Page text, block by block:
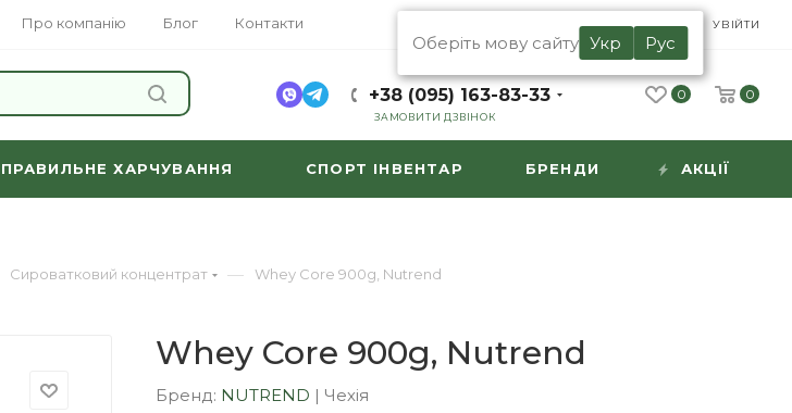
Про компанію Блог Контакти RU
Оберіть мову сайту Укр Рус
УВІЙТИ
+38 (095) 163-83-33
ЗАМОВИТИ ДЗВІНОК
0 0
ПРАВИЛЬНЕ ХАРЧУВАННЯ СПОРТ ІНВЕНТАР БРЕНДИ АКЦІЇ
Сироватковий концентрат — Whey Core 900g, Nutrend
Whey Core 900g, Nutrend
Бренд: NUTREND | Чехія